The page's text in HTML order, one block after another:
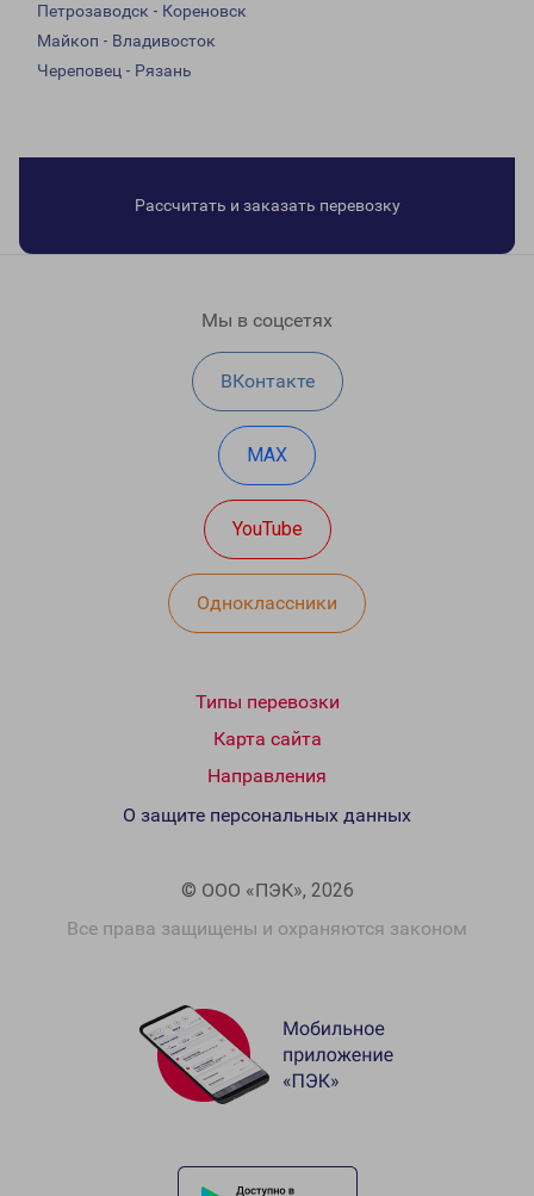
Петрозаводск - Кореновск
Майкоп - Владивосток
Череповец - Рязань
Рассчитать и заказать перевозку
Мы в соцсетях
ВКонтакте
MAX
YouTube
Одноклассники
Типы перевозки
Карта сайта
Направления
© ООО «ПЭК», 2026
Все права защищены и охраняются законом
О защите персональных данных